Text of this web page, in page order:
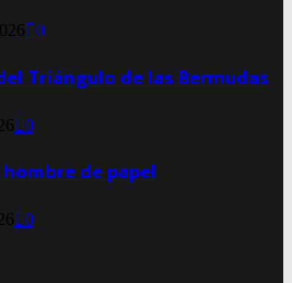
0
Triángulo de las Bermudas
0
de papel
0